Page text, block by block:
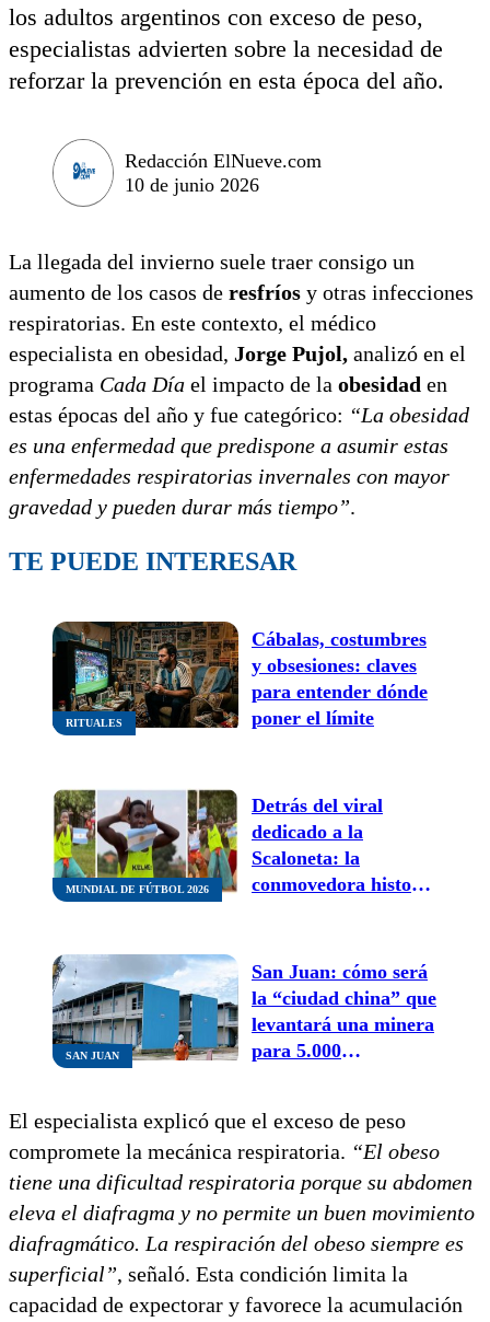
los adultos argentinos con exceso de peso,
especialistas advierten sobre la necesidad de
reforzar la prevención en esta época del año.
Redacción ElNueve.com
10 de junio 2026
La llegada del invierno suele traer consigo un
aumento de los casos de resfríos y otras infecciones
respiratorias. En este contexto, el médico
especialista en obesidad, Jorge Pujol, analizó en el
programa Cada Día el impacto de la obesidad en
estas épocas del año y fue categórico: “La obesidad
es una enfermedad que predispone a asumir estas
enfermedades respiratorias invernales con mayor
gravedad y pueden durar más tiempo”.
TE PUEDE INTERESAR
RITUALES
Cábalas, costumbres
y obsesiones: claves
para entender dónde
poner el límite
MUNDIAL DE FÚTBOL 2026
Detrás del viral
dedicado a la
Scaloneta: la
conmovedora historia
para salvar sus vidas
SAN JUAN
San Juan: cómo será
la “ciudad china” que
levantará una minera
para 5.000
El especialista explicó que el exceso de peso
compromete la mecánica respiratoria. “El obeso
tiene una dificultad respiratoria porque su abdomen
eleva el diafragma y no permite un buen movimiento
diafragmático. La respiración del obeso siempre es
superficial”, señaló. Esta condición limita la
capacidad de expectorar y favorece la acumulación